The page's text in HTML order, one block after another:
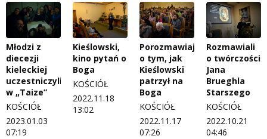
Młodzi z
diecezji
kieleckiej
uczestniczyli
w „Taize”
KOŚCIÓŁ
2023.01.03
07:19
Kieślowski,
kino pytań o
Boga
KOŚCIÓŁ
2022.11.18
13:02
Porozmawiają
o tym, jak
Kieślowski
patrzył na
Boga
KOŚCIÓŁ
2022.11.17
07:26
Rozmawiali
o twórczości
Jana
Brueghla
Starszego
KOŚCIÓŁ
2022.10.21
04:46